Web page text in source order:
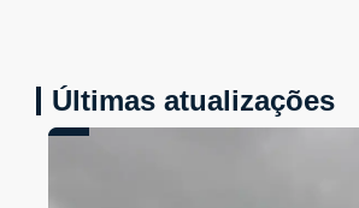
Últimas atualizações